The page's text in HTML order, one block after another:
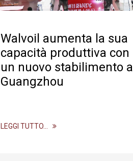
Walvoil aumenta la sua
capacità produttiva con
un nuovo stabilimento a
Guangzhou
LEGGI TUTTO…